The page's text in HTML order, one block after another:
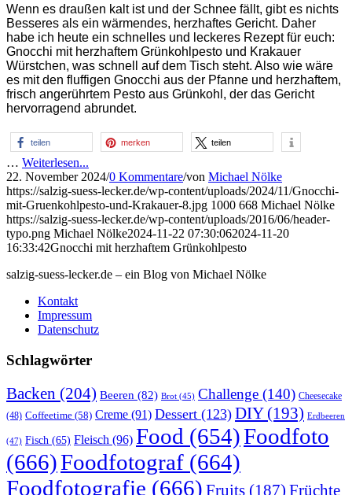
Wenn es draußen kalt ist und der Schnee fällt, gibt es nichts
Besseres als ein wärmendes, herzhaftes Gericht. Daher
habe ich heute ein schnelles und leckeres Rezept für euch:
Gnocchi mit herzhaftem Grünkohlpesto und Krakauer
Würstchen, was schnell auf dem Tisch steht. Also wie wäre
es mit den fluffigen Gnocchi aus der Pfanne und herzhaftem,
frisch angerührtem Pesto aus Grünkohl, der das Gericht
hervorragend abrundet.
teilen merken teilen
… Weiterlesen...
22. November 2024/0 Kommentare/von Michael Nölke
https://salzig-suess-lecker.de/wp-content/uploads/2024/11/Gnocchi-
mit-Gruenkohlpesto-und-Krakauer-8.jpg 1000 668 Michael Nölke
https://salzig-suess-lecker.de/wp-content/uploads/2016/06/header-
typo.png Michael Nölke2024-11-22 07:30:062024-11-20
16:33:42Gnocchi mit herzhaftem Grünkohlpesto
salzig-suess-lecker.de – ein Blog von Michael Nölke
Kontakt
Impressum
Datenschutz
Schlagwörter
Backen (204) Beeren (82) Brot (45) Challenge (140) Cheesecake
(48) Coffeetime (58) Creme (91) Dessert (123) DIY(193) Erdbeeren
(47) Fisch (65) Fleisch (96) Food (654)Foodfoto
(666)Foodfotograf (664)
Foodfotografie (666) Fruits (187) Früchte